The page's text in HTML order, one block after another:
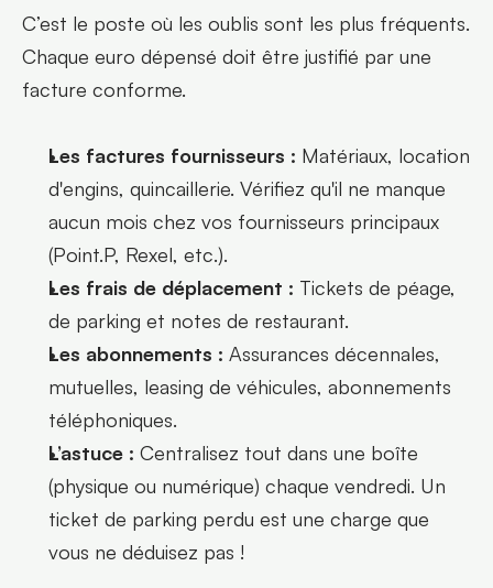
C’est le poste où les oublis sont les plus fréquents.
Chaque euro dépensé doit être justifié par une
facture conforme.
Les factures fournisseurs : Matériaux, location
d'engins, quincaillerie. Vérifiez qu'il ne manque
aucun mois chez vos fournisseurs principaux
(Point.P, Rexel, etc.).
Les frais de déplacement : Tickets de péage,
de parking et notes de restaurant.
Les abonnements : Assurances décennales,
mutuelles, leasing de véhicules, abonnements
téléphoniques.
L’astuce : Centralisez tout dans une boîte
(physique ou numérique) chaque vendredi. Un
ticket de parking perdu est une charge que
vous ne déduisez pas !